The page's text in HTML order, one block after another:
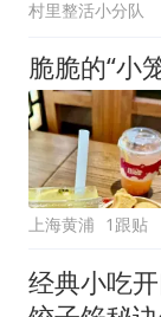
村里整活小分队
上海黄浦 1跟贴
经典小吃